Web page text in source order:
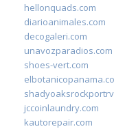
hellonquads.com
diarioanimales.com
decogaleri.com
unavozparadios.com
shoes-vert.com
jccoinlaundry.com
kautorepair.com